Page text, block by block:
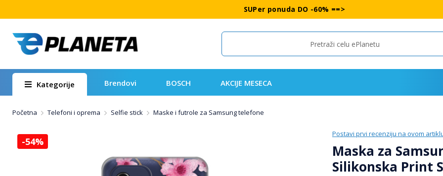
SUPer ponuda DO -60% ==>
Search
Kategorije Brendovi BOSCH AKCIJE MESECA
Početna Telefoni i oprema Selfie stick Maske i futrole za Samsung telefone
Postavi prvi recenziju na ovom
Maska za
Silikonska Print
-54%